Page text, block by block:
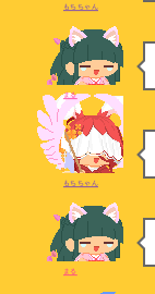
もちちゃん
まる
もちちゃん
まる